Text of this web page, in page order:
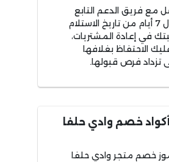
مع فريق الدعم التابع
للمتجر خلال 7 أيام من تاريخ الاستلام
في إعادة المشتريات،
الاحتفاظ بغلافها
تزداد فرص قبولها.
أكواد خصم وادي حلفا
خصم متجر وادي حلفا